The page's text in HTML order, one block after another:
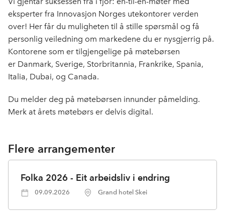
eksperter fra Innovasjon Norges utekontorer verden
over! Her får du muligheten til å stille spørsmål og få
personlig veiledning om markedene du er nysgjerrig på.
Kontorene som er tilgjengelige på møtebørsen
er Danmark, Sverige, Storbritannia, Frankrike, Spania,
Italia, Dubai, og Canada.
Du melder deg på møtebørsen innunder påmelding.
Merk at årets møtebørs er delvis digital.
Flere arrangementer
Folka 2026 - Eit arbeidsliv i endring
09.09.2026 Grand hotel Skei